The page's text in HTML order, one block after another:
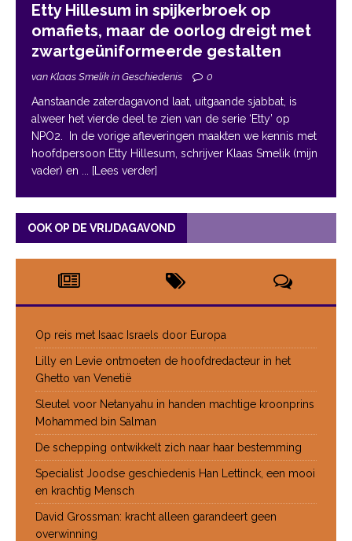
Etty Hillesum in spijkerbroek op
omafiets, maar de oorlog dreigt met
zwartgeüniformeerde gestalten
van Klaas Smelik in Geschiedenis 0
Aanstaande zaterdagavond laat, uitgaande sjabbat, is
alweer het vierde deel te zien van de serie ‘Etty’ op
NPO2. In de vorige afleveringen maakten we kennis met
hoofdpersoon Etty Hillesum, schrijver Klaas Smelik (mijn
vader) en
... [Lees verder]
OOK OP DE VRIJDAGAVOND
Op reis met Isaac Israels door Europa
Lilly en Levie ontmoeten de hoofdredacteur in het
Ghetto van Venetië
Sleutel voor Netanyahu in handen machtige kroonprins
Mohammed bin Salman
De schepping ontwikkelt zich naar haar bestemming
Specialist Joodse geschiedenis Han Lettinck, een mooi
en krachtig Mensch
David Grossman: kracht alleen garandeert geen
overwinning